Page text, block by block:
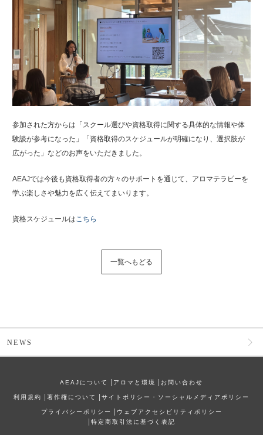
参加された方からは「スクール選びや資格取得に関する具体的な情報や体
験談が参考になった」「資格取得のスケジュールが明確になり、選択肢が
広がった」などのお声をいただきました。
AEAJでは今後も資格取得者の方々のサポートを通じて、アロマテラピーを
学ぶ楽しさや魅力を広く伝えてまいります。
資格スケジュールは こちら
一覧へもどる
NEWS
AEAJについて アロマと環境 お問い合わせ
利⽤規約 著作権について サイトポリシー・ソーシャルメディアポリシー
プライバシーポリシー
ウェブアクセシビリティポリシー
特定商取引法に基づく表記